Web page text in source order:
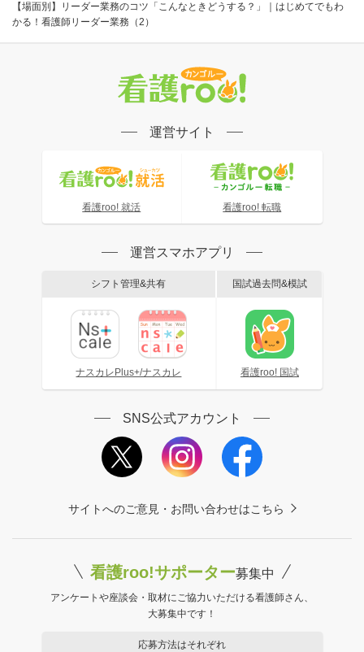
【場面別】リーダー業務のコツ「こんなときどうする？」｜はじめてでもわ
かる！看護師リーダー業務（2）
運営サイト
看護roo! 就活 看護roo! 転職
運営スマホアプリ
シフト管理&共有
ナスカレPlus+/ナスカレ
国試過去問&模試
看護roo! 国試
SNS公式アカウント
サイトへのご意見・お問い合わせはこちら
看護roo!サポーター募集中
アンケートや座談会・取材にご協力いただける看護師さん、
大募集中です！
応募方法はそれぞれ